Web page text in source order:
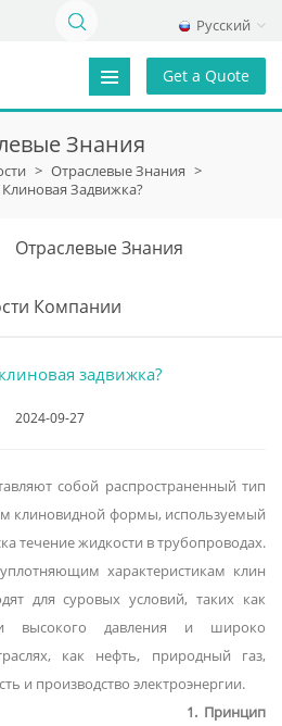
Русский
Get a Quote
Знания
> Отраслевые Знания >
Задвижка?
Отраслевые Знания
Компании
задвижка?
2024-09-27
собой распространенный тип
клиновидной формы, используемый
течение жидкости в трубопроводах.
характеристикам клин
для суровых условий, таких как
высокого давления и широко
как нефть, природный газ,
и производство электроэнергии.
1. Принцип